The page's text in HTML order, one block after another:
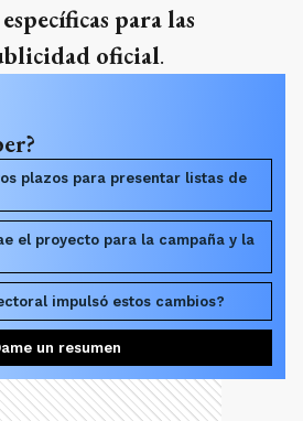
para las
oficial.
plazos para presentar listas de
el proyecto para la campaña y la
impulsó estos cambios?
un resumen